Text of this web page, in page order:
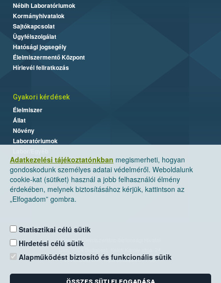
Adatkezelési tájékoztatónkban megismerheti, hogyan
gondoskodunk személyes adatai védelméről. Weboldalunk
cookie-kat (sütiket) használ a jobb felhasználói élmény
érdekében, melynek biztosításához kérjük, kattintson az
„Elfogadom” gombra.
Statisztikai célú sütik
Hirdetési célú sütik
Alapműködést biztosító és funkcionális sütik
Nébih Laboratóriumok
Kormányhivatalok
Sajtókapcsolat
Ügyfélszolgálat
Hatósági jogsegély
Élelmiszermentő Központ
Hírlevél feliratkozás
Gyakori kérdések
Élelmiszer
Állat
Növény
Laboratóriumok
Nemzeti Élelmiszerlánc-biztonsági Hivatal
Levelezési cím: 1525 Budapest. Pf. 30.